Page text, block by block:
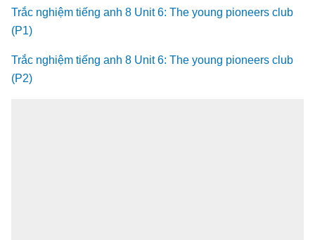
Trắc nghiệm tiếng anh 8 Unit 6: The young pioneers club
(P1)
Trắc nghiệm tiếng anh 8 Unit 6: The young pioneers club
(P2)